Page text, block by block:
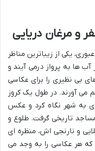
و مرغان دریایی
یکی از زیباترین مناظر
آب ها به پرواز درمی آیند و
بی نظیری را برای عکاسی
می آورند. در طول یک کروز
به شهر نگاه کرد و عکس
تاریخی گرفت. طلوع و
و نارنجی اش، منظره ای
هر عکاسی را به وجد می